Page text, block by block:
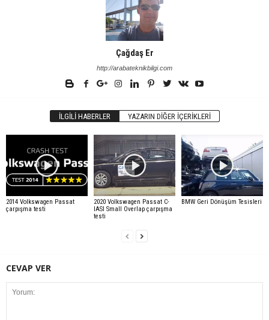
Çağdaş Er
http://arabateknikbilgi.com
İLGILI HABERLER YAZARIN DIĞER İÇERIKLERI
2014 Volkswagen Passat
çarpışma testi
2020 Volkswagen Passat C-
IASI Small Overlap çarpışma
testi
BMW Geri Dönüşüm Tesisleri
CEVAP VER